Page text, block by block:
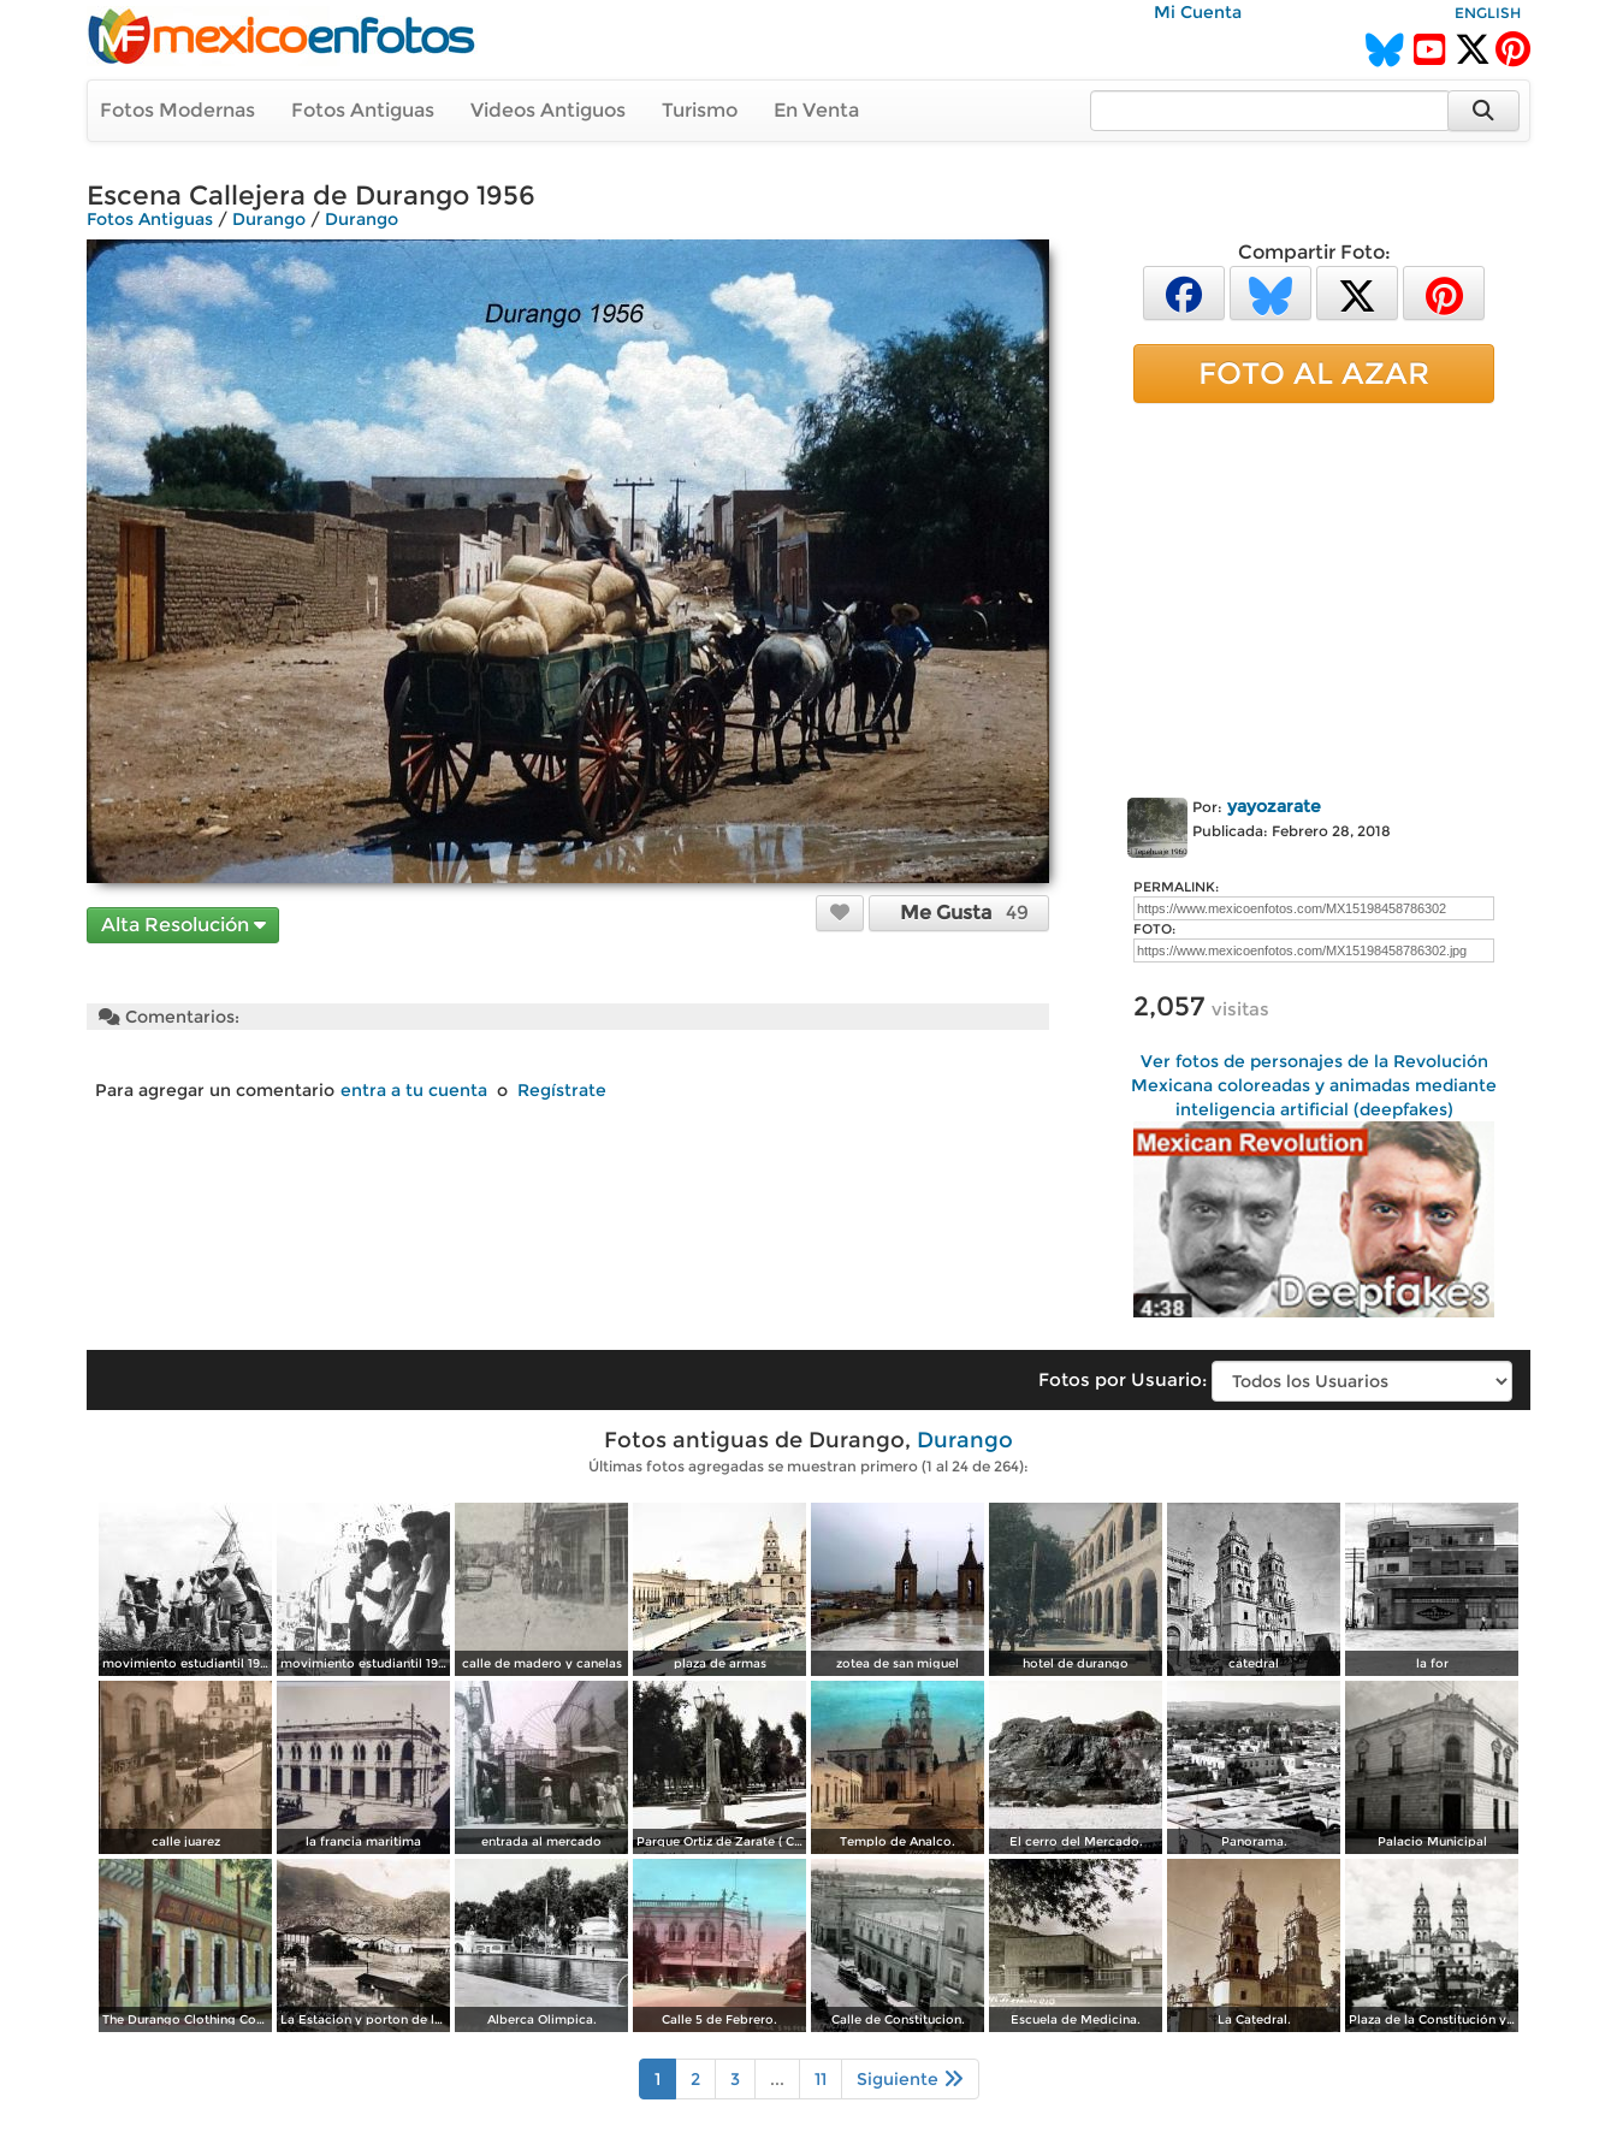
Mi Cuenta ENGLISH
Fotos Modernas Fotos Antiguas Videos Antiguos Turismo En Venta
Escena Callejera de Durango 1956
Fotos Antiguas / Durango / Durango
Alta Resolución
Me Gusta 49
Comentarios:
Para agregar un comentario entra a tu cuenta o Regístrate
Compartir Foto:
FOTO AL AZAR
Por: yayozarate
Publicada: Febrero 28, 2018
PERMALINK:
FOTO:
2,057 visitas
Ver fotos de personajes de la Revolución
Mexicana coloreadas y animadas mediante
inteligencia artificial (deepfakes)
Fotos por Usuario:
Fotos antiguas de Durango, Durango
Últimas fotos agregadas se muestran primero (1 al 24 de 264):
movimiento estudiantil 1966 movimiento estudiantil 1966 calle de madero y canelas plaza de armas zotea de san miguel hotel de durango catedral la for
calle juarez la francia maritima entrada al mercado Parque Ortiz de Zarate ( Circulada el 21 de Marzo de 1937 ). Templo de Analco. El cerro del Mercado. Panorama. Palacio Municipal
The Durango Clothing Company La Estacion y porton de la fabrica Dinamita. Alberca Olimpica. Calle 5 de Febrero. Calle de Constitucion. Escuela de Medicina. La Catedral. Plaza de la Constitución y Catedral de Durango
1 2 3 ... 11 Siguiente